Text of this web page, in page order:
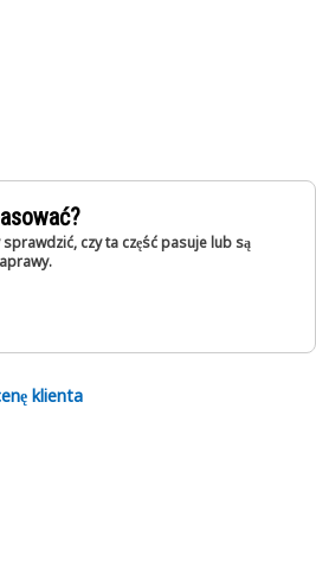
czy ta część pasuje lub są
klienta